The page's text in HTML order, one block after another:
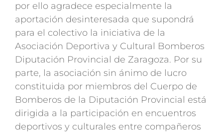
por ello agradece especialmente la
aportación desinteresada que supondrá
para el colectivo la iniciativa de la
Asociación Deportiva y Cultural Bomberos
Diputación Provincial de Zaragoza. Por su
parte, la asociación sin ánimo de lucro
constituida por miembros del Cuerpo de
Bomberos de la Diputación Provincial está
dirigida a la participación en encuentros
deportivos y culturales entre compañeros